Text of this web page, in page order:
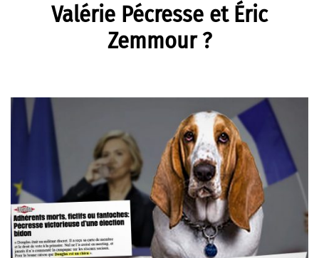
Valérie Pécresse et Éric
Zemmour ?